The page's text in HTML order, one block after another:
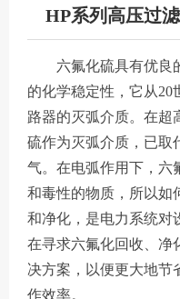
HP系列高压过
六氟化硫具有优良
的化学稳定性，它从20
路器的灭弧介质。在超
硫作为灭弧介质，已取
气。在电弧作用下，六
和毒性的物质，所以如
和净化，是电力系统对
在寻求六氟化回收、净
决方案，以便更大地节
作效率。